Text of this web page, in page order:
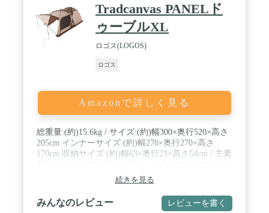
Tradcanvas PANELド
ゥーブルXL
ロゴス(LOGOS)
ロゴス
Amazonで詳しく見る
総重量:(約)15.6kg / サイズ:(約)幅300×奥行520×高さ
205cm インナーサイズ:(約)幅270×奥行270×高さ
170cm 収納サイズ:(約)幅63×奥行23×高さ54cm / 主素
イシート]難燃性バルキーポリタフタ(耐水圧
2000mm、UV-CUT加工)[インナーシート]ポリタフ
タ(ブリーザブル撥水加工)[フロアシート]ポリオッ
クス(耐水圧3000mm)[メッシュ]デビルブロック
続きを見る
みんなのレビュー レビューを書く